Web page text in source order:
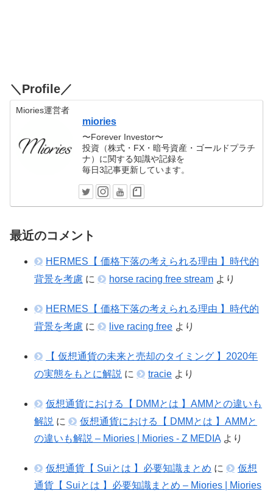
＼Profile／
Miories運営者
miories
〜Forever Investor〜
投資（株式・FX・暗号資産・ゴールドプラチ
ナ）に関する知識や記録を
毎日3記事更新しています。
最近のコメント
HERMES【 価格下落の考えられる理由 】時代的
背景を考慮 に horse racing free stream より
HERMES【 価格下落の考えられる理由 】時代的
背景を考慮 に live racing free より
【 仮想通貨の未来と売却のタイミング 】2020年
の実態をもとに解説 に tracie より
仮想通貨における【 DMMとは 】AMMとの違いも
解説 に
仮想通貨における【 DMMとは 】AMMと
の違いも解説 – Miories | Miories - Z MEDIA より
仮想通貨【 Suiとは 】必要知識まとめ に
仮想
通貨【 Suiとは 】必要知識まとめ – Miories | Miories